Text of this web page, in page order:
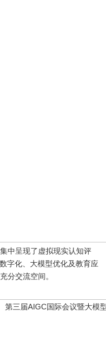
呈现了虚拟现实认知评
字化、大模型优化及教育应
分交流空间。